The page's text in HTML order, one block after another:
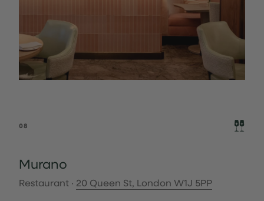
08
Murano
Restaurant · 20 Queen St, London W1J 5PP